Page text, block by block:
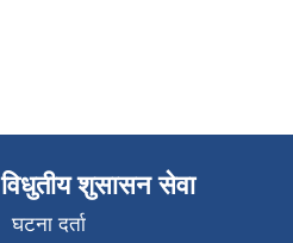
विधुतीय शुसासन सेवा
घटना दर्ता